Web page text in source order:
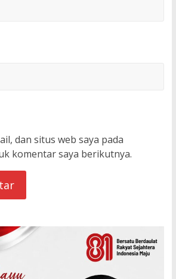
dan situs web saya pada
komentar saya berikutnya.